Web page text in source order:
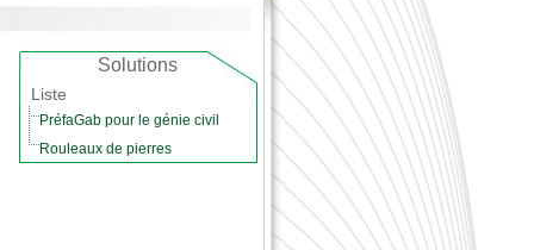
Solutions
Liste
PréfaGab pour le génie civil
Rouleaux de pierres